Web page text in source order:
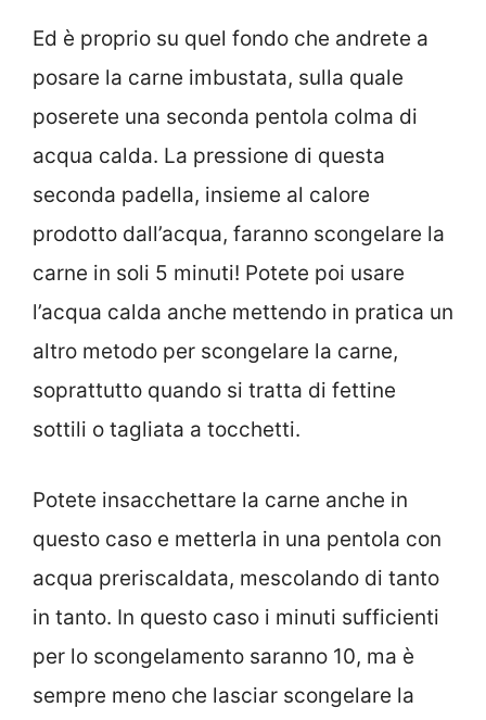
Ed è proprio su quel fondo che andrete a
posare la carne imbustata, sulla quale
poserete una seconda pentola colma di
acqua calda. La pressione di questa
seconda padella, insieme al calore
prodotto dall’acqua, faranno scongelare la
carne in soli 5 minuti! Potete poi usare
l’acqua calda anche mettendo in pratica un
altro metodo per scongelare la carne,
soprattutto quando si tratta di fettine
sottili o tagliata a tocchetti.
Potete insacchettare la carne anche in
questo caso e metterla in una pentola con
acqua preriscaldata, mescolando di tanto
in tanto. In questo caso i minuti sufficienti
per lo scongelamento saranno 10, ma è
sempre meno che lasciar scongelare la